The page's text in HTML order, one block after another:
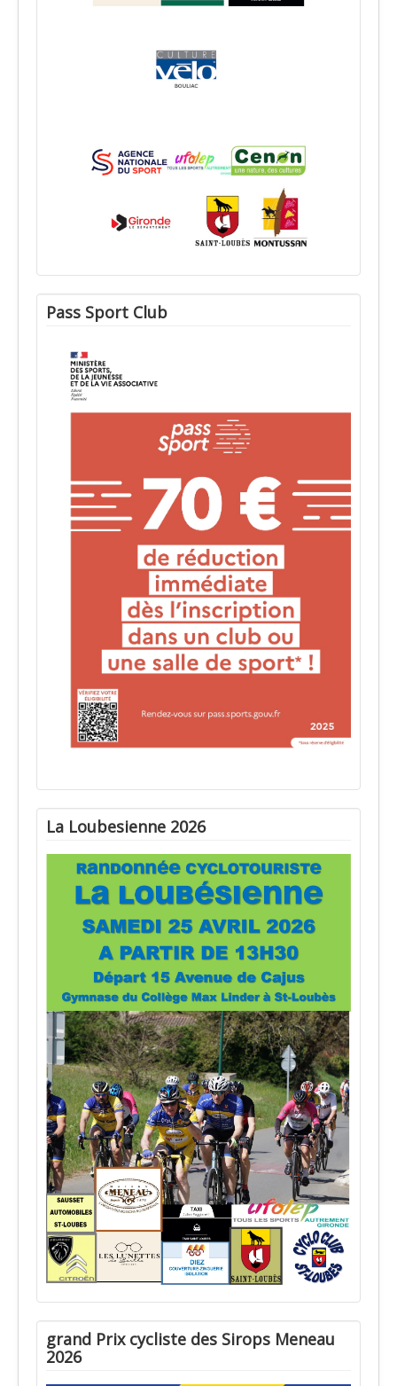
Pass Sport Club
La Loubesienne 2026
grand Prix cycliste des Sirops Meneau
2026